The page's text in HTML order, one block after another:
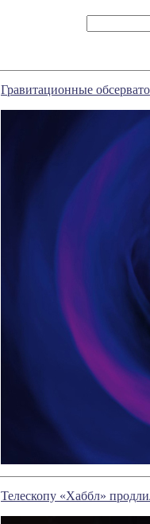
Гравитационные
Телескопу «Хаббл»